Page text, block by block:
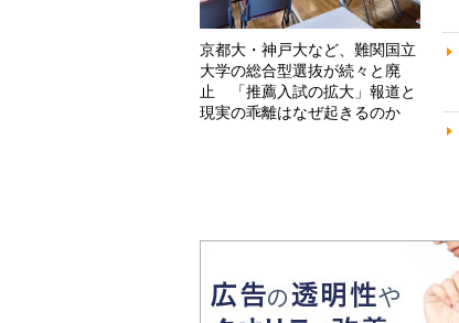
京都大・神戸大など、難関国立
大学の総合型選抜が続々と廃
止 「推薦入試の拡大」報道と
現実の乖離はなぜ起きるのか